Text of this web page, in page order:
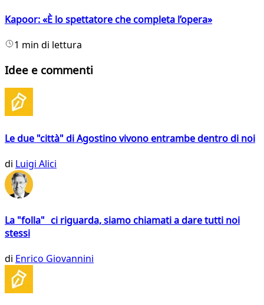
Kapoor: «È lo spettatore che completa l’opera»
1 min di lettura
Idee e commenti
Le due "città" di Agostino vivono entrambe dentro di noi
di Luigi Alici
La "folla" ci riguarda, siamo chiamati a dare tutti noi
stessi
di Enrico Giovannini